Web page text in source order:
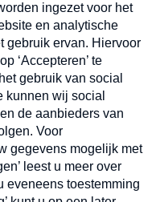
Verzend